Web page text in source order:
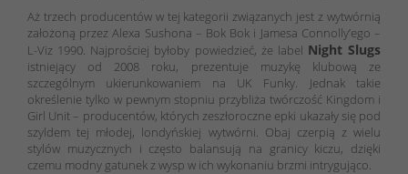
Aż trzech producentów w tej kategorii związanych jest z wytwórnią
założoną przez Alexa Sushona – Bok Bok i Jamesa Connolly’ego –
L-Viz 1990. Najprościej byłoby powiedzieć, że label Night Slugs
istniejący od 2008 roku, prezentuje muzykę klubową ze
szczególnym ukierunkowaniem na UK Funky. Jednak takie
określenie tylko w pewnym stopniu przybliża twórczość Kingdom i
Girl Unit – producentów, których zeszłoroczne epki ukazały się pod
szyldem tej młodej, londyńskiej wytwórni. Obaj czerpią z wielu
stylów muzycznych i często balansują na granicy kiczu, dzięki
czemu modny gatunek z wysp w ich wykonaniu brzmi intrygująco.